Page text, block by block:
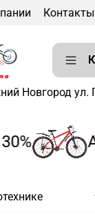
Контакты
Новгород ул.